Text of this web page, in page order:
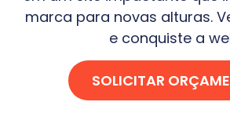
marca para novas alturas.
e conquiste a
SOLICITAR